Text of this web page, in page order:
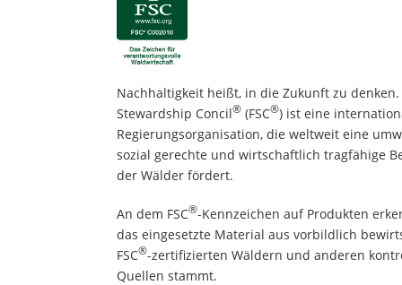
Nachhaltigkeit heißt, in die Zukunft zu denken.
Stewardship Concil® (FSC®) ist eine
Regierungsorganisation, die weltweit eine
sozial gerechte und wirtschaftlich tragfähige
der Wälder fördert.
An dem FSC®-Kennzeichen auf Produkten
das eingesetzte Material aus vorbildlich
FSC®-zertifizierten Wäldern und anderen
Quellen stammt.